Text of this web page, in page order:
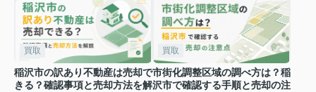
買取
稲沢市の訳あり不動産は売却で
きる？確認事項と売却方法を解
買取
市街化調整区域の調べ方は？稲
沢市で確認する手順と売却の注